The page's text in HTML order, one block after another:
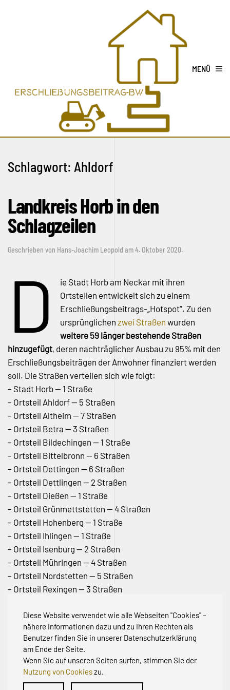
Diese Website verwendet wie alle Webseiten "Cookies" –
nähere Informationen dazu und zu Ihren Rechten als
Benutzer finden Sie in unserer Datenschutzerklärung
am Ende der Seite.
Wenn Sie auf unseren Seiten surfen, stimmen Sie der
Nutzung von Cookieszu.
MENÜ
Schlagwort: Ahldorf
Landkreis Horb in den
Schlagzeilen
Geschrieben von Hans-Joachim Leopold am4. Oktober 2020.
D
ie Stadt Horb am Neckar mit ihren
Ortsteilen entwickelt sich zu einem
Erschließungsbeitrags-„Hotspot“. Zu den
ursprünglichenzwei Straßen wurden
weitere 59 länger bestehende Straßen
hinzugefügt, deren nachträglicher Ausbau zu 95% mit den
Erschließungsbeiträgen der Anwohner finanziert werden
soll. Die Straßen verteilen sich wie folgt:
– Stadt Horb — 1 Straße
– Ortsteil Ahldorf — 5 Straßen
– Ortsteil Altheim — 7 Straßen
– Ortsteil Betra — 3 Straßen
– Ortsteil Bildechingen — 1 Straße
– Ortsteil Bittelbronn — 6 Straßen
– Ortsteil Dettingen — 6 Straßen
– Ortsteil Dettlingen — 2 Straßen
– Ortsteil Dießen — 1 Straße
– Ortsteil Grünmettstetten — 4 Straßen
– Ortsteil Hohenberg — 1 Straße
– Ortsteil Ihlingen — 1 Straße
– Ortsteil Isenburg — 2 Straßen
– Ortsteil Mühringen — 4 Straßen
– Ortsteil Nordstetten — 5 Straßen
– Ortsteil Rexingen — 3 Straßen
Unsere aktuelle Karte finden Siehier.